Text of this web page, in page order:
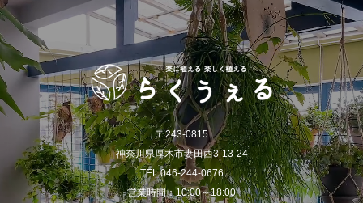
〒243-0815
神奈川県厚木市妻田西3-13-24
TEL.046-244-0676
営業時間：10:00～18:00